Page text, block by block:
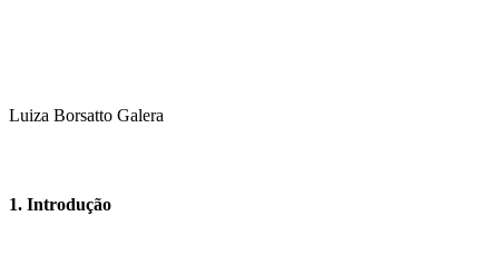
Luiza Borsatto Galera
1. Introdução